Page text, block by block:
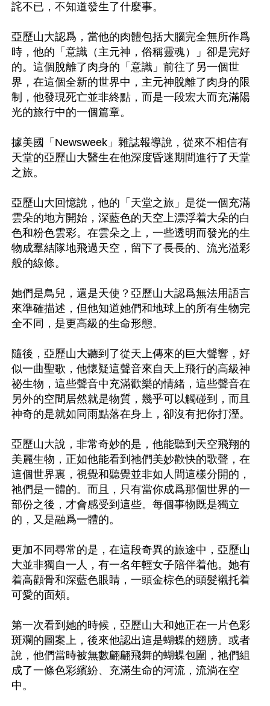
詫不已，不知道發生了什麼事。
亞歷山大認爲，當他的肉體包括大腦完全無所作爲
時，他的「意識（主元神，俗稱靈魂）」卻是完好
的。這個脫離了肉身的「意識」前往了另一個世
界，在這個全新的世界中，主元神脫離了肉身的限
制，他發現死亡並非終點，而是一段宏大而充滿陽
光的旅行中的一個篇章。
據美國「Newsweek」雜誌報導說，從來不相信有
天堂的亞歷山大醫生在他深度昏迷期間進行了天堂
之旅。
亞歷山大回憶說，他的「天堂之旅」是從一個充滿
雲朵的地方開始，深藍色的天空上漂浮着大朵的白
色和粉色雲彩。在雲朵之上，一些透明而發光的生
物成羣結隊地飛過天空，留下了長長的、流光溢彩
般的線條。
她們是鳥兒，還是天使？亞歷山大認爲無法用語言
來準確描述，但他知道她們和地球上的所有生物完
全不同，是更高級的生命形態。
隨後，亞歷山大聽到了從天上傳來的巨大聲響，好
似一曲聖歌，他懷疑這聲音來自天上飛行的高級神
祕生物，這些聲音中充滿歡樂的情緒，這些聲音在
另外的空間居然就是物質，幾乎可以觸碰到，而且
神奇的是就如同雨點落在身上，卻沒有把你打溼。
亞歷山大說，非常奇妙的是，他能聽到天空飛翔的
美麗生物，正如他能看到祂們美妙歡快的歌聲，在
這個世界裏，視覺和聽覺並非如人間這樣分開的，
祂們是一體的。而且，只有當你成爲那個世界的一
部份之後，才會感受到這些。每個事物既是獨立
的，又是融爲一體的。
更加不同尋常的是，在這段奇異的旅途中，亞歷山
大並非獨自一人，有一名年輕女子陪伴着他。她有
着高顴骨和深藍色眼睛，一頭金棕色的頭髮襯托着
可愛的面頰。
第一次看到她的時候，亞歷山大和她正在一片色彩
斑斕的圖案上，後來他認出這是蝴蝶的翅膀。或者
說，他們當時被無數翩翩飛舞的蝴蝶包圍，祂們組
成了一條色彩繽紛、充滿生命的河流，流淌在空
中。